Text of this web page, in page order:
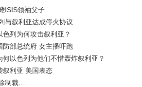
ISIS领袖父子
与叙利亚达成停火协议
列为何攻击叙利亚？
防部总统府 女主播吓跑
以色列为他们不惜轰炸叙利亚？
叙利亚 美国表态
制裁…